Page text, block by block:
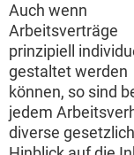
Auch wenn
Arbeitsverträge
prinzipiell
gestaltet werden
können, so sind
jedem
diverse